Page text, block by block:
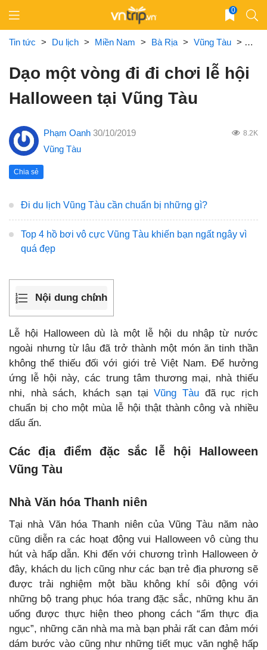
content
0
Tin tức > Du lịch > Miền Nam > Bà Rịa > Vũng Tàu > Dạo
Dạo một vòng đi đi chơi lễ hội
Halloween tại Vũng Tàu
Phạm Oanh 30/10/2019 8.2K
Vũng Tàu
Chia sẻ
Đi du lịch Vũng Tàu cần chuẩn bị những gì?
Top 4 hồ bơi vô cực Vũng Tàu khiến bạn ngất ngây vì
quá đẹp
Nội dung chính
Lễ hội Halloween dù là một lễ hội du nhập từ nước
ngoài nhưng từ lâu đã trở thành một món ăn tinh thần
không thể thiếu đối với giới trẻ Việt Nam. Để hưởng
ứng lễ hội này, các trung tâm thương mại, nhà thiếu
nhi, nhà sách, khách sạn tạiVũng Tàuđã rục rịch
chuẩn bị cho một mùa lễ hội thật thành công và nhiều
dấu ấn.
Các địa điểm đặc sắc lễ hội Halloween
Vũng Tàu
Nhà Văn hóa Thanh niên
Tại nhà Văn hóa Thanh niên của Vũng Tàu năm nào
cũng diễn ra các hoạt động vui Halloween vô cùng thu
hút và hấp dẫn. Khi đến với chương trình Halloween ở
đây, khách du lịch cũng như các bạn trẻ địa phương sẽ
được trải nghiệm một bầu không khí sôi động với
những bộ trang phục hóa trang đặc sắc, những khu ăn
uống được thực hiện theo phong cách “ẩm thực địa
ngục”, những căn nhà ma mà bạn phải rất can đảm mới
dám bước vào cũng như những tiết mục văn nghệ hấp